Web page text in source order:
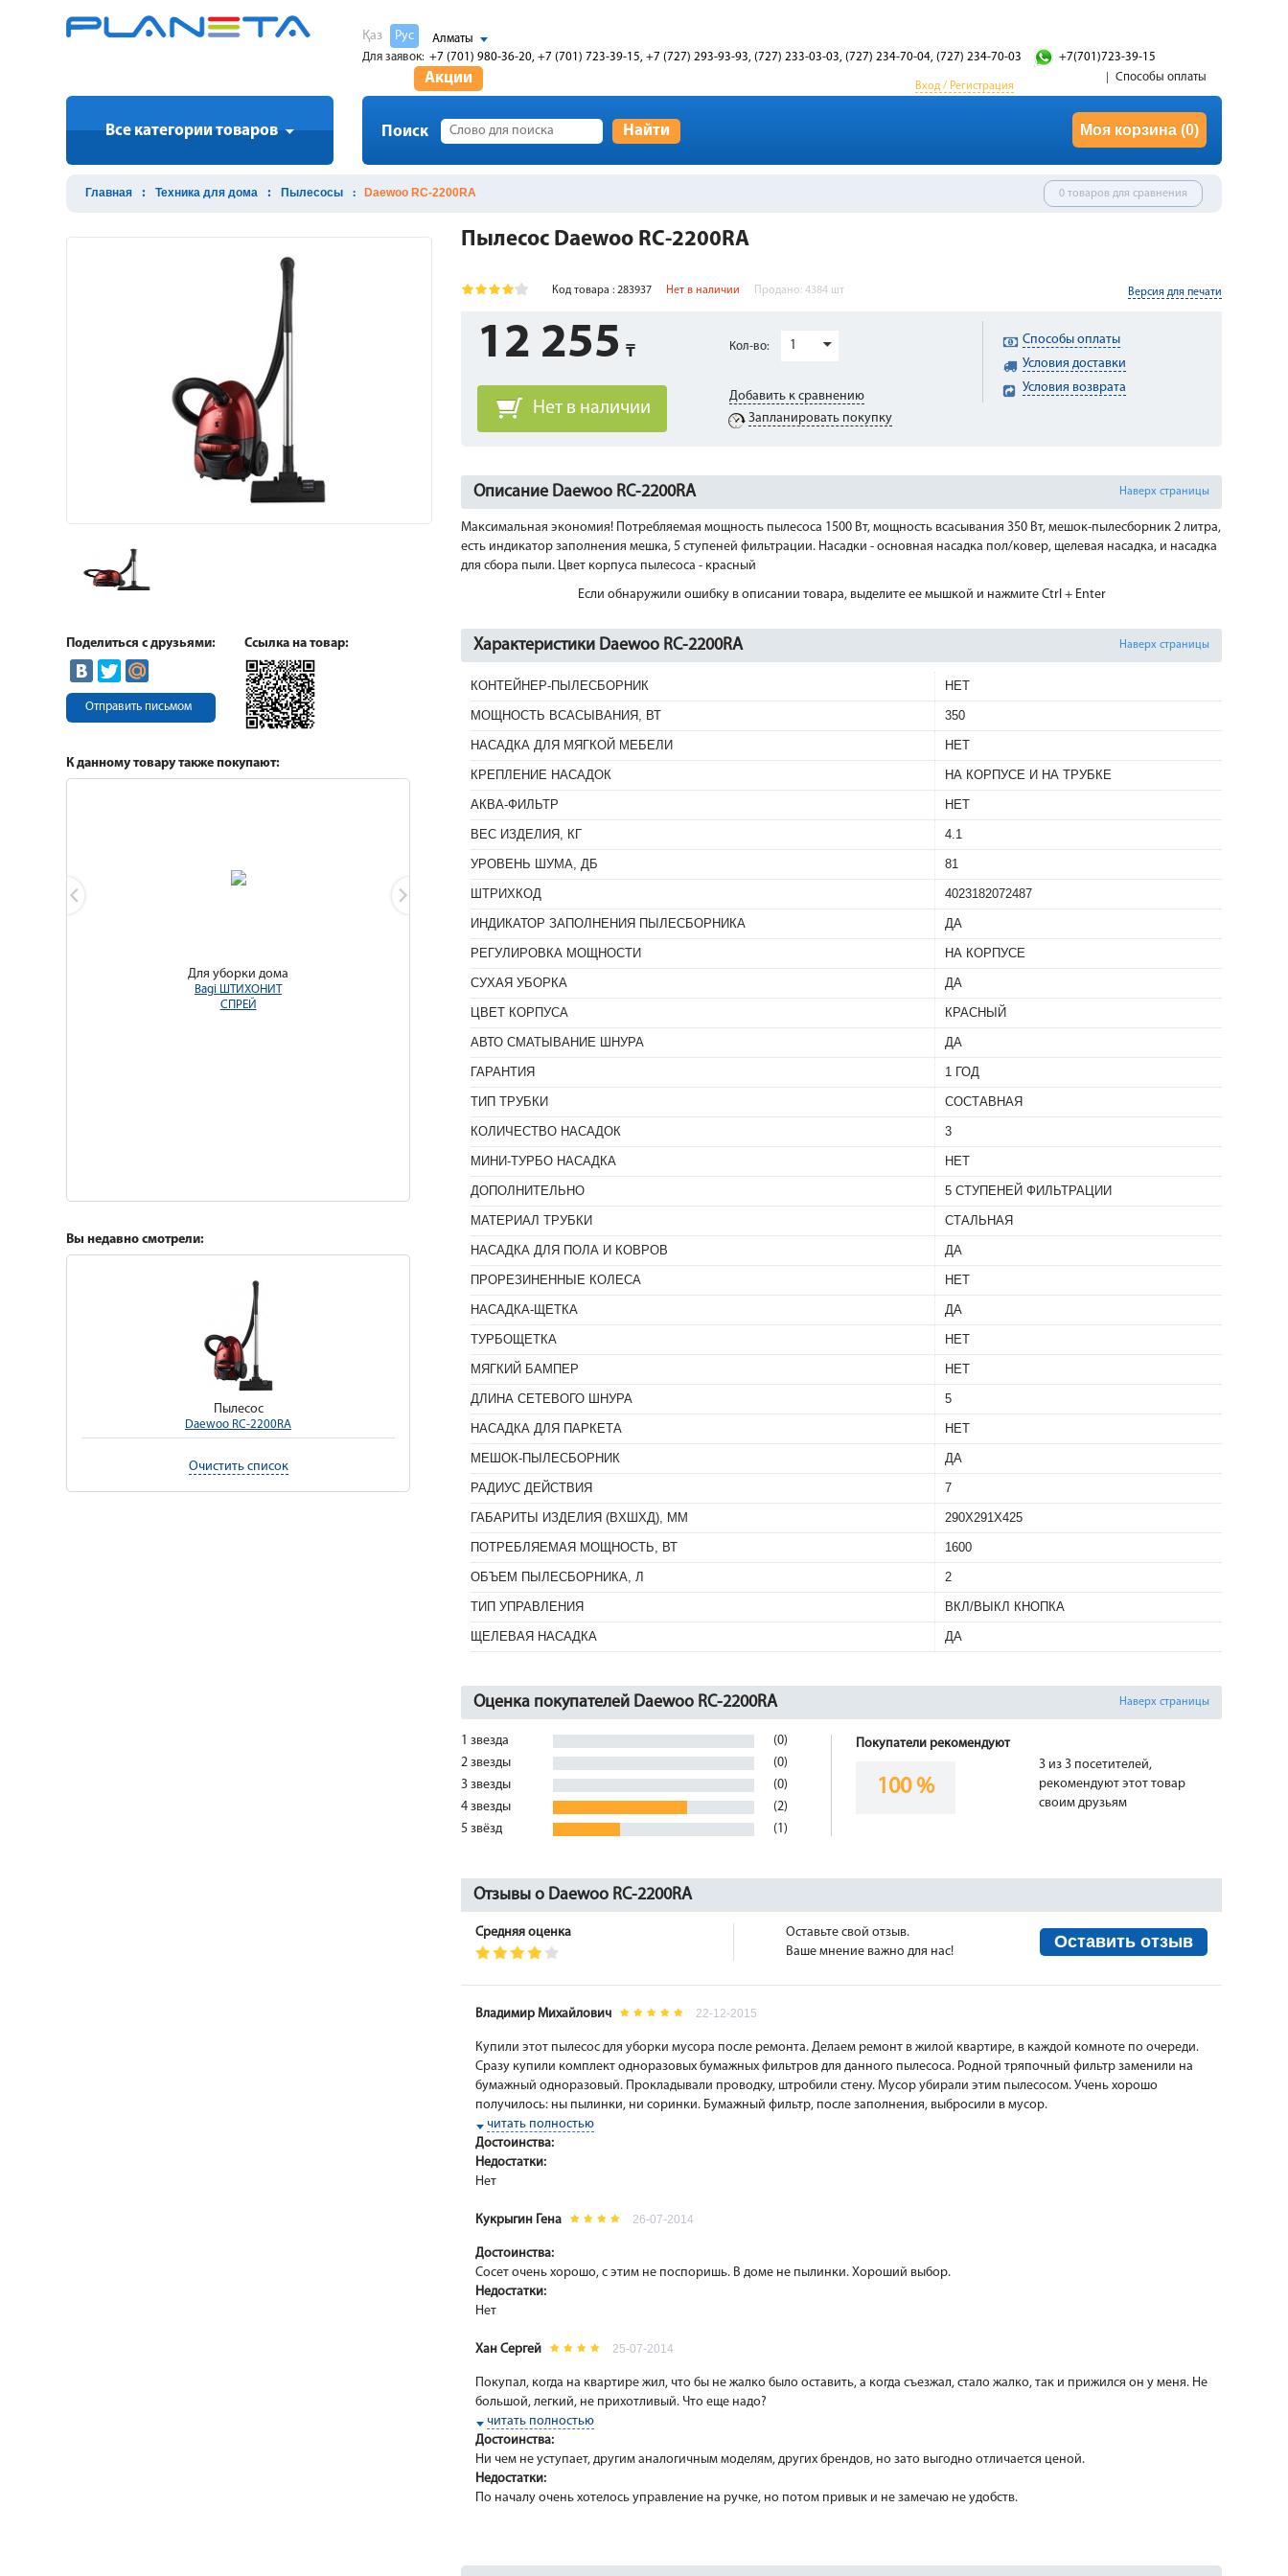
Қаз Рус
Алматы
Для заявок: +7 (701) 980-36-20, +7 (701) 723-39-15, +7 (727) 293-93-93, (727) 233-03-03, (727) 234-70-04, (727) 234-70-03 +7(701)723-39-15
Вход / Регистрация
Акции Способы оплаты
Все категории товаров Поиск Найти Моя корзина (0)
Главная Техника для дома Пылесосы Daewoo RC-2200RA 0 товаров для сравнения
Поделиться с друзьями:
Отправить письмом
Ссылка на товар:
К данному товару также покупают:
Для уборки дома
Bagi ШТИХОНИТ
СПРЕЙ
Для пылесосов
Filtero FILTERO (2) DAE
03 ЭКОНОМ
Вы недавно смотрели:
Пылесос
Daewoo RC-2200RA
Очистить список
Пылесос Daewoo RC-2200RA
Код товара : 283937 Нет в наличии Продано: 4384 шт Версия для печати
12 255
Нет в наличии
Кол-во: 1
Добавить к сравнению
Запланировать покупку
Способы оплаты
Условия доставки
Условия возврата
Описание Daewoo RC-2200RA Наверх страницы
Максимальная экономия! Потребляемая мощность пылесоса 1500 Вт, мощность всасывания 350 Вт, мешок-пылесборник 2 литра,
есть индикатор заполнения мешка, 5 ступеней фильтрации. Насадки - основная насадка пол/ковер, щелевая насадка, и насадка
для сбора пыли. Цвет корпуса пылесоса - красный
Если обнаружили ошибку в описании товара, выделите ее мышкой и нажмите Ctrl + Enter
Характеристики Daewoo RC-2200RA Наверх страницы
КОНТЕЙНЕР-ПЫЛЕСБОРНИК НЕТ
МОЩНОСТЬ ВСАСЫВАНИЯ, ВТ 350
НАСАДКА ДЛЯ МЯГКОЙ МЕБЕЛИ НЕТ
КРЕПЛЕНИЕ НАСАДОК НА КОРПУСЕ И НА ТРУБКЕ
АКВА-ФИЛЬТР НЕТ
ВЕС ИЗДЕЛИЯ, КГ 4.1
УРОВЕНЬ ШУМА, ДБ 81
ШТРИХКОД 4023182072487
ИНДИКАТОР ЗАПОЛНЕНИЯ ПЫЛЕСБОРНИКА ДА
РЕГУЛИРОВКА МОЩНОСТИ НА КОРПУСЕ
СУХАЯ УБОРКА ДА
ЦВЕТ КОРПУСА КРАСНЫЙ
АВТО СМАТЫВАНИЕ ШНУРА ДА
ГАРАНТИЯ 1 ГОД
ТИП ТРУБКИ СОСТАВНАЯ
КОЛИЧЕСТВО НАСАДОК 3
МИНИ-ТУРБО НАСАДКА НЕТ
ДОПОЛНИТЕЛЬНО 5 СТУПЕНЕЙ ФИЛЬТРАЦИИ
МАТЕРИАЛ ТРУБКИ СТАЛЬНАЯ
НАСАДКА ДЛЯ ПОЛА И КОВРОВ ДА
ПРОРЕЗИНЕННЫЕ КОЛЕСА НЕТ
НАСАДКА-ЩЕТКА ДА
ТУРБОЩЕТКA НЕТ
МЯГКИЙ БАМПЕР НЕТ
ДЛИНА СЕТЕВОГО ШНУРА 5
НАСАДКА ДЛЯ ПАРКЕТА НЕТ
МЕШОК-ПЫЛЕСБОРНИК ДА
РАДИУС ДЕЙСТВИЯ 7
ГАБАРИТЫ ИЗДЕЛИЯ (ВXШXД), ММ 290X291X425
ПОТРЕБЛЯЕМАЯ МОЩНОСТЬ, ВТ 1600
ОБЪЕМ ПЫЛЕСБОРНИКА, Л 2
ТИП УПРАВЛЕНИЯ ВКЛ/ВЫКЛ КНОПКА
ЩЕЛЕВАЯ НАСАДКА ДА
Оценка покупателей Daewoo RC-2200RA Наверх страницы
1 звезда
(0)
2 звезды
(0)
3 звезды
(0)
4 звезды
(2)
5 звёзд
(1)
Покупатели рекомендуют
100 %
3 из 3 посетителей,
рекомендуют этот товар
своим друзьям
Отзывы о Daewoo RC-2200RA
Средняя оценка
Оставьте свой отзыв.
Ваше мнение важно для нас!
Оставить отзыв
Владимир Михайлович 22-12-2015
Купили этот пылесос для уборки мусора после ремонта. Делаем ремонт в жилой квартире, в каждой комноте по очереди.
Сразу купили комплект одноразовых бумажных фильтров для данного пылесоса. Родной тряпочный фильтр заменили на
бумажный одноразовый. Прокладывали проводку, штробили стену. Мусор убирали этим пылесосом. Учень хорошо
получилось: ны пылинки, ни соринки. Бумажный фильтр, после заполнения, выбросили в мусор.
читать полностью
Достоинства:
Недостатки:
Нет
Кукрыгин Гена 26-07-2014
Достоинства:
Сосет очень хорошо, с этим не поспоришь. В доме не пылинки. Хороший выбор.
Недостатки:
Нет
Хан Сергей 25-07-2014
Покупал, когда на квартире жил, что бы не жалко было оставить, а когда съезжал, стало жалко, так и прижился он у меня. Не
большой, легкий, не прихотливый. Что еще надо?
читать полностью
Достоинства:
Ни чем не уступает, другим аналогичным моделям, других брендов, но зато выгодно отличается ценой.
Недостатки:
По началу очень хотелось управление на ручке, но потом привык и не замечаю не удобств.